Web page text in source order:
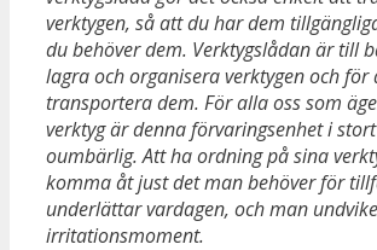
verktygen, så att du har dem
du behöver dem. Verktygslådan är till
lagra och organisera verktygen och för
transportera dem. För alla oss som
verktyg är denna förvaringsenhet i
oumbärlig. Att ha ordning på sina
komma åt just det man behöver för
underlättar vardagen, och man
irritationsmoment.